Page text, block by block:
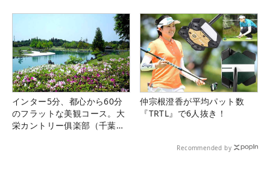
インター5分、都心から60分
のフラットな美観コース。大
栄カントリー俱楽部（千葉
仲宗根澄香が平均パット数
『TRTL』で6人抜き！
Recommended by